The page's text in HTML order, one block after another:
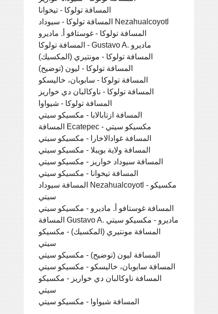
المسافة تولوكا - تيخوانا
المسافة تولوكا - سيوداد Nezahualcoyotl
المسافة تولوكا - غوستافو أ. ماديرو
المسافة تولوكا - Gustavo A. ماديرو
المسافة تولوكا - مونتيري (المكسيك)
المسافة تولوكا - ليون (توضيح)
المسافة تولوكا - سابوبان، خاليسكو
المسافة تولوكا - ناوكالبان دي خواريز
المسافة تولوكا - شيواوا
المسافة ازتابالابا - مكسيكو سيتي
المسافة Ecatepec - مكسيكو سيتي
المسافة غوادالاخارا - مكسيكو سيتي
المسافة ولاية بويبلا - مكسيكو سيتي
المسافة سيوداد خواريز - مكسيكو سيتي
المسافة تيخوانا - مكسيكو سيتي
المسافة سيوداد Nezahualcoyotl - مكسيكو
سيتي
المسافة غوستافو أ. ماديرو - مكسيكو سيتي
المسافة Gustavo A. ماديرو - مكسيكو سيتي
المسافة مونتيري (المكسيك) - مكسيكو
سيتي
المسافة ليون (توضيح) - مكسيكو سيتي
المسافة سابوبان، خاليسكو - مكسيكو سيتي
المسافة ناوكالبان دي خواريز - مكسيكو
سيتي
المسافة شيواوا - مكسيكو سيتي